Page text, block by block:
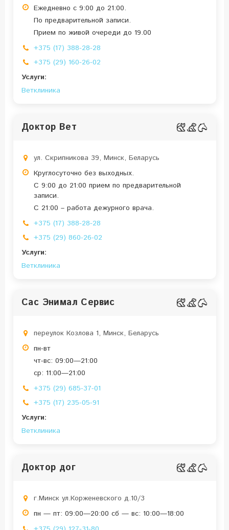
Ежедневно с 9:00 до 21:00.
По предварительной записи.
Прием по живой очереди до 19.00
+375 (17) 388-28-28
+375 (29) 160-26-02
Услуги:
Ветклиника
Доктор Вет
ул. Скрипникова 39, Минск, Беларусь
Круглосуточно без выходных.
С 9:00 до 21:00 прием по предварительной
записи.
С 21:00 – работа дежурного врача.
+375 (17) 388-28-28
+375 (29) 860-26-02
Услуги:
Ветклиника
Сас Энимал Сервис
переулок Козлова 1, Минск, Беларусь
пн-вт
чт-вс: 09:00—21:00
ср: 11:00—21:00
+375 (29) 685-37-01
+375 (17) 235-05-91
Услуги:
Ветклиника
Доктор дог
г.Минск ул.Корженевского д.10/3
пн — пт: 09:00—20:00 сб — вс: 10:00—18:00